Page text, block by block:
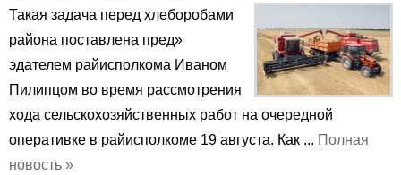
Такая задача перед хлеборобами
района поставлена пред»
эдателем райисполкома Иваном
Пилипцом во время рассмотрения
хода сельскохозяйственных работ на очередной
оперативке в райисполкоме 19 августа. Как ... Полная
новость »